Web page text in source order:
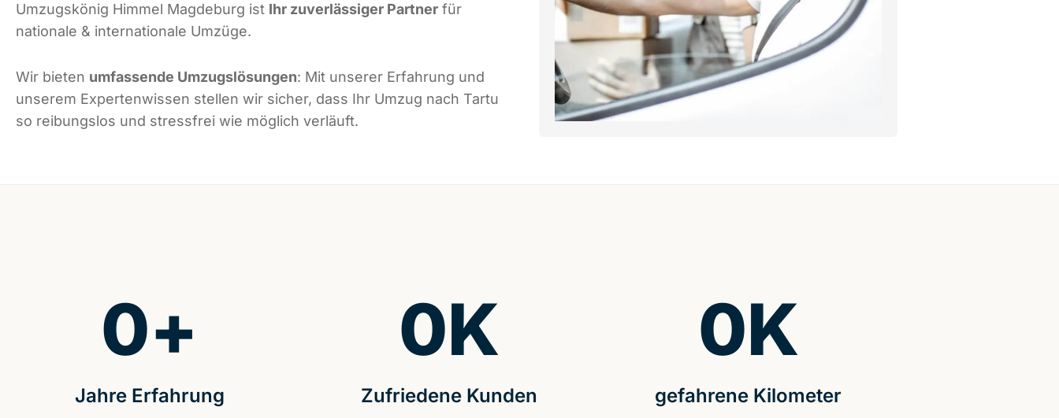
Umzugskönig Himmel Magdeburg ist Ihr zuverlässiger Partner für
nationale & internationale Umzüge.
Wir bieten umfassende Umzugslösungen: Mit unserer Erfahrung und
unserem Expertenwissen stellen wir sicher, dass Ihr Umzug nach Tartu
so reibungslos und stressfrei wie möglich verläuft.
Jahre Erfahrung
0+
Zufriedene Kunden
0K
gefahrene Kilometer
0K